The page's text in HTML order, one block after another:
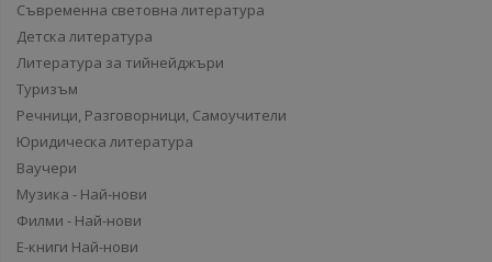
Съвременна световна литература
Детска литература
Литература за тийнейджъри
Туризъм
Речници, Разговорници, Самоучители
Юридическа литература
Ваучери
Музика - Най-нови
Филми - Най-нови
Е-книги Най-нови